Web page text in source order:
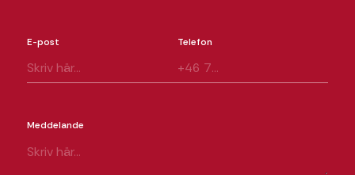
E-post Telefon
Meddelande